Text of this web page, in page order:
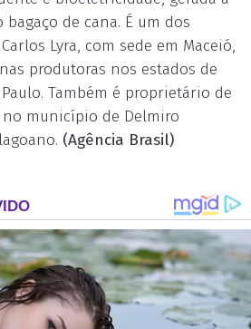
de cana. É um dos
Lyra, com sede em Maceió,
produtoras nos estados de
Paulo. Também é proprietário de
município de Delmiro
(Agência Brasil)